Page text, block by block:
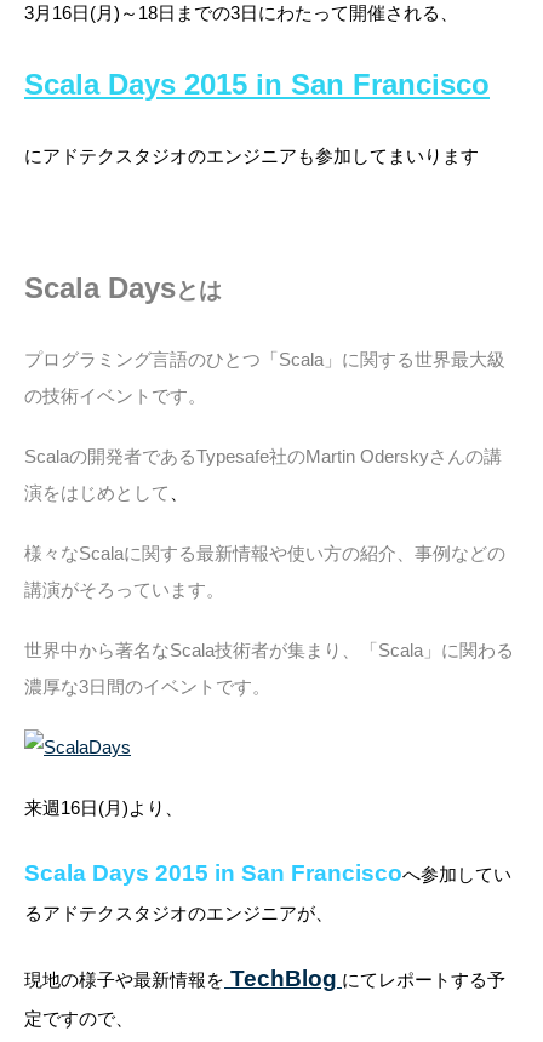
3月16日(月)～18日までの3日にわたって開催される、
Scala Days 2015 in San Francisco
にアドテクスタジオのエンジニアも参加してまいります
Scala Daysとは
プログラミング言語のひとつ「Scala」に関する世界最大級
の技術イベントです。
Scalaの開発者であるTypesafe社のMartin Oderskyさんの講
演をはじめとして
様々なScalaに関する最新情報や使い方の紹介、事例などの
講演がそろっています。
世界中から著名なScala技術者が集まり、「Scala」に関わる
濃厚な3日間のイベントです。
来週16日(月)より、
Scala Days 2015 in San Franciscoへ参加してい
るアドテクスタジオのエンジニアが、
現地の様子や最新情報を TechBlog にてレポートする予
定ですので、